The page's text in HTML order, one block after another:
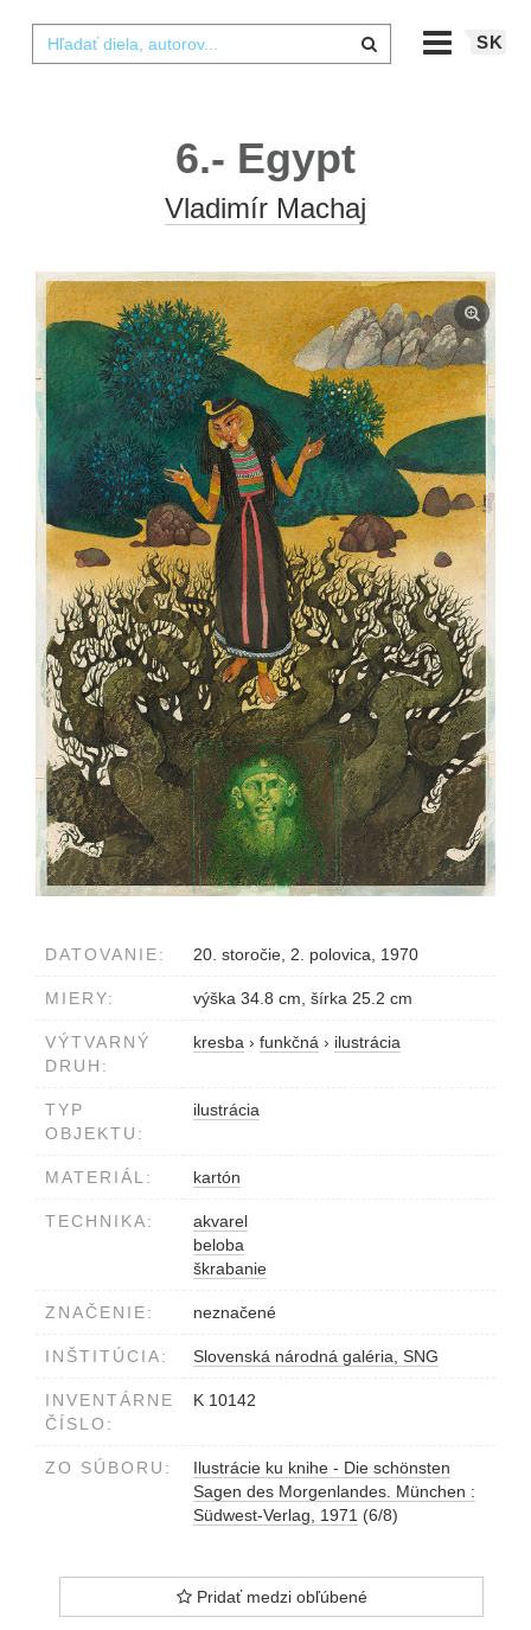
SK
6.- Egypt
Vladimír Machaj
DATOVANIE: 20. storočie, 2. polovica, 1970
MIERY: výška 34.8 cm, šírka 25.2 cm
VÝTVARNÝ
DRUH:
kresba › funkčná › ilustrácia
TYP
OBJEKTU:
ilustrácia
MATERIÁL: kartón
TECHNIKA:
akvarel
beloba
škrabanie
ZNAČENIE: neznačené
INŠTITÚCIA: Slovenská národná galéria, SNG
INVENTÁRNE
ČÍSLO:
K 10142
ZO SÚBORU:
Ilustrácie ku knihe - Die schönsten
Sagen des Morgenlandes. München :
Südwest-Verlag, 1971 (6/8)
Pridať medzi obľúbené